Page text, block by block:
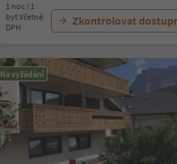
1 noc / 1
byt Včetně
DPH
Zkontrolovat
Na vyžádání